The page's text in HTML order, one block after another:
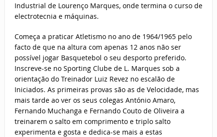
Industrial de Lourenço Marques, onde termina o curso de
electrotecnia e máquinas.
Começa a praticar Atletismo no ano de 1964/1965 pelo
facto de que na altura com apenas 12 anos não ser
possível jogar Basquetebol o seu desporto preferido.
Inscreve-se no Sporting Clube de L. Marques sob a
orientação do Treinador Luiz Revez no escalão de
Iniciados. As primeiras provas são as de Velocidade, mas
mais tarde ao ver os seus colegas António Amaro,
Fernando Muchanga e Fernando Couto de Oliveira a
treinarem o salto em comprimento e triplo salto
experimenta e gosta e dedica-se mais a estas